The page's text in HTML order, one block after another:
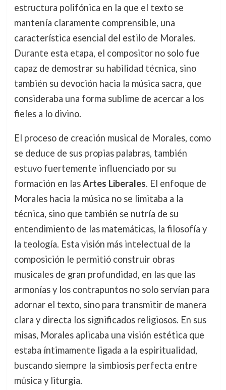
estructura polifónica en la que el texto se
mantenía claramente comprensible, una
característica esencial del estilo de Morales.
Durante esta etapa, el compositor no solo fue
capaz de demostrar su habilidad técnica, sino
también su devoción hacia la música sacra, que
consideraba una forma sublime de acercar a los
fieles a lo divino.
El proceso de creación musical de Morales, como
se deduce de sus propias palabras, también
estuvo fuertemente influenciado por su
formación en lasArtes Liberales. El enfoque de
Morales hacia la música no se limitaba a la
técnica, sino que también se nutría de su
entendimiento de las matemáticas, la filosofía y
la teología. Esta visión más intelectual de la
composición le permitió construir obras
musicales de gran profundidad, en las que las
armonías y los contrapuntos no solo servían para
adornar el texto, sino para transmitir de manera
clara y directa los significados religiosos. En sus
misas, Morales aplicaba una visión estética que
estaba íntimamente ligada a la espiritualidad,
buscando siempre la simbiosis perfecta entre
música y liturgia.